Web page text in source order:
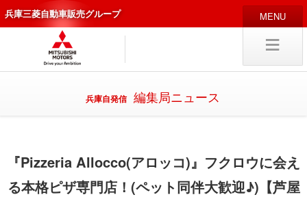
兵庫三菱自動車販売グループ
HOME 販売店
新車 中古・カスタム車
採用情報 キャリア採用
兵庫自発信 編集局ニュース
『Pizzeria Allocco(アロッコ)』フクロウに会え
る本格ピザ専門店！(ペット同伴大歓迎♪)【芦屋